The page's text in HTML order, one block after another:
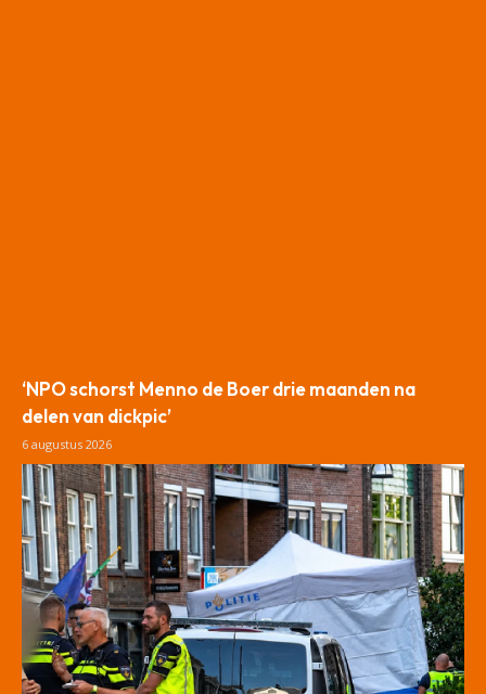
‘NPO schorst Menno de Boer drie maanden na
delen van dickpic’
6 augustus 2026